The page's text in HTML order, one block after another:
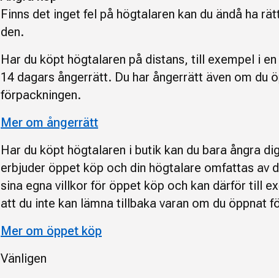
Finns det inget fel på högtalaren kan du ändå ha
den.
Har du köpt högtalaren på distans, till exempel i
14 dagars ångerrätt. Du har ångerrätt även om du
förpackningen.
Mer om ångerrätt
Har du köpt högtalaren i butik kan du bara ångra
erbjuder öppet köp och din högtalare omfattas av
sina egna villkor för öppet köp och kan därför till
att du inte kan lämna tillbaka varan om du öppnat
Mer om öppet köp
Vänligen